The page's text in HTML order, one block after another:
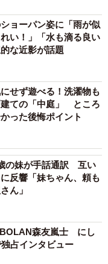
ョーパン姿に「雨が似
い！」「水も滴る良い
な近影が話題
せず遊べる！洗濯物も
ての「中庭」 ところ
った後悔ポイント
の妹が手話通訳 互い
反響「妹ちゃん、頼も
ん」
BOLAN森友嵐士 にし
占インタビュー